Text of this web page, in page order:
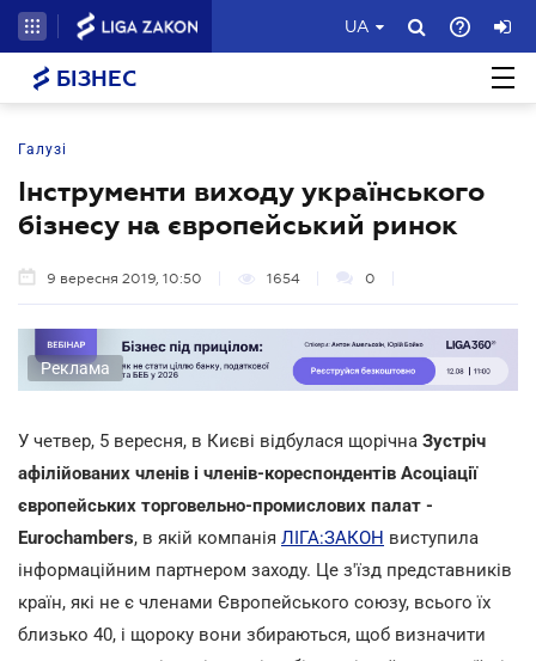
UA
БІЗНЕС
Галузі
Інструменти виходу українського
бізнесу на європейський ринок
9 вересня 2019, 10:50 1654 0
Реклама
У четвер, 5 вересня, в Києві відбулася щорічна Зустріч
афілійованих членів і членів-кореспондентів Асоціації
європейських торговельно-промислових палат -
Eurochambers, в якій компанія ЛІГА:ЗАКОН виступила
інформаційним партнером заходу. Це з'їзд представників
країн, які не є членами Європейського союзу, всього їх
близько 40, і щороку вони збираються, щоб визначити